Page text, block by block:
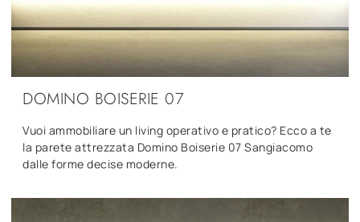
DOMINO BOISERIE 07
Vuoi ammobiliare un living operativo e pratico? Ecco a te
la parete attrezzata Domino Boiserie 07 Sangiacomo
dalle forme decise moderne.